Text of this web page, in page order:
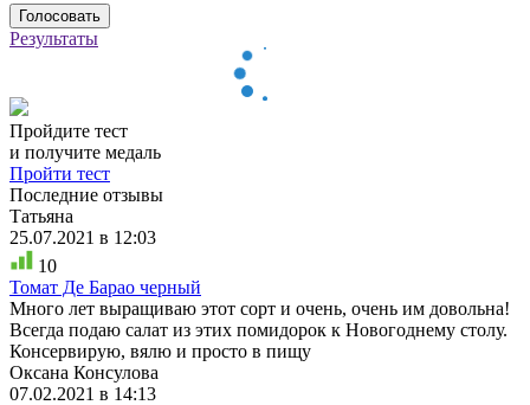
Результаты
Пройдите тест
и получите медаль
Пройти тест
Последние отзывы
Татьяна
25.07.2021 в 12:03
10
Томат Де Барао черный
Много лет выращиваю этот сорт и очень, очень им довольна!
Всегда подаю салат из этих помидорок к Новогоднему столу.
Консервирую, вялю и просто в пищу
Оксана Консулова
07.02.2021 в 14:13